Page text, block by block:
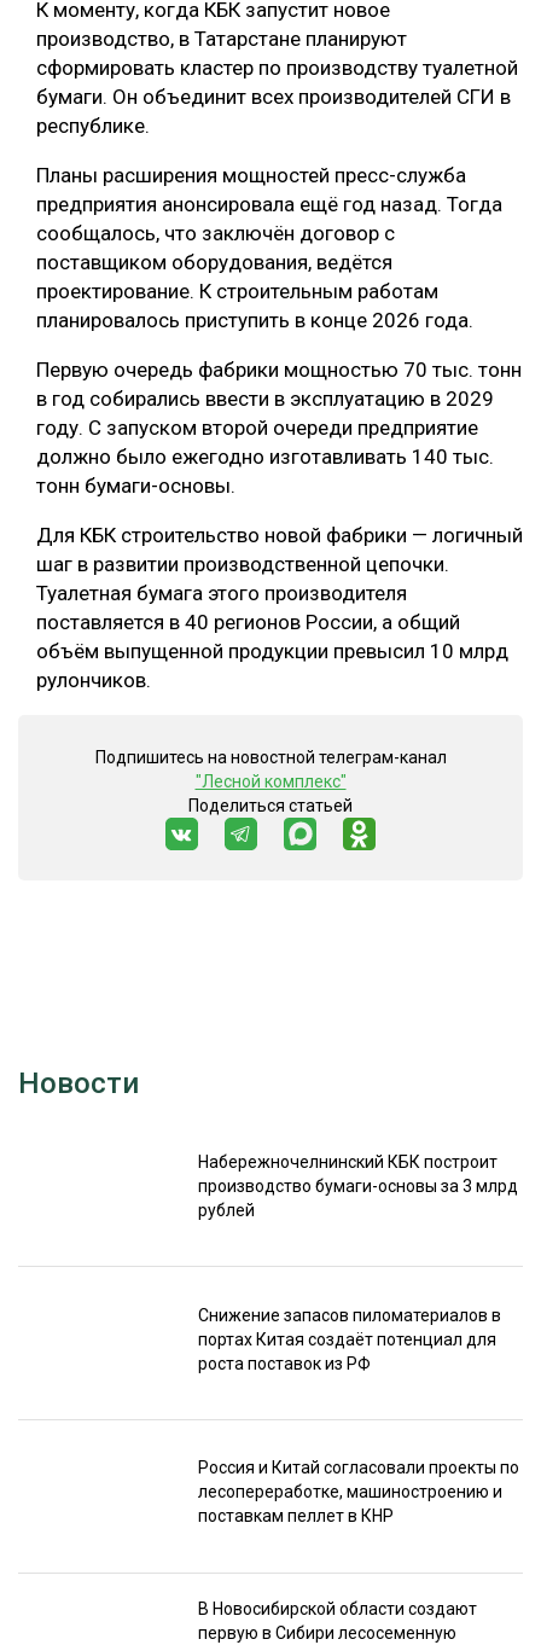
К моменту, когда КБК запустит новое
производство, в Татарстане планируют
сформировать кластер по производству туалетной
бумаги. Он объединит всех производителей СГИ в
республике.
Планы расширения мощностей пресс-служба
предприятия анонсировала ещё год назад. Тогда
сообщалось, что заключён договор с
поставщиком оборудования, ведётся
проектирование. К строительным работам
планировалось приступить в конце 2026 года.
Первую очередь фабрики мощностью 70 тыс. тонн
в год собирались ввести в эксплуатацию в 2029
году. С запуском второй очереди предприятие
должно было ежегодно изготавливать 140 тыс.
тонн бумаги-основы.
Для КБК строительство новой фабрики — логичный
шаг в развитии производственной цепочки.
Туалетная бумага этого производителя
поставляется в 40 регионов России, а общий
объём выпущенной продукции превысил 10 млрд
рулончиков.
Подпишитесь на новостной телеграм-канал
"Лесной комплекс"
Поделиться статьей
Новости
Набережночелнинский КБК построит
производство бумаги-основы за 3 млрд
рублей
Снижение запасов пиломатериалов в
портах Китая создаёт потенциал для
роста поставок из РФ
Россия и Китай согласовали проекты по
лесопереработке, машиностроению и
поставкам пеллет в КНР
В Новосибирской области создают
первую в Сибири лесосеменную